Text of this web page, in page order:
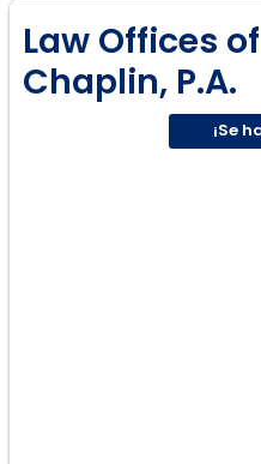
Law Offices
Chaplin, P.A.
¡Se